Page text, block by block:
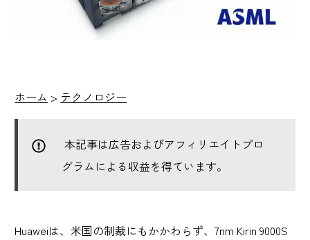
ホーム > テクノロジー
本記事は広告およびアフィリエイトプロ
グラムによる収益を得ています。
Huaweiは、米国の制裁にもかかわらず、7nm Kirin 9000S